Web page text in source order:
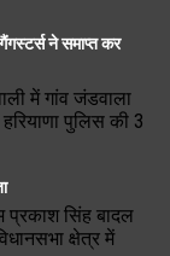
ने समाप्त कर
में गांव जंडवाला
पुलिस की 3
सिंह बादल
क्षेत्र में